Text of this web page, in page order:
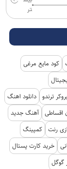
تر
کود مایع مرغی
بروکر ترندو دانلود اهنگ
اقساطی آهنگ جدید
رنت کمپینگ
خرید کارت پستال
گوگل